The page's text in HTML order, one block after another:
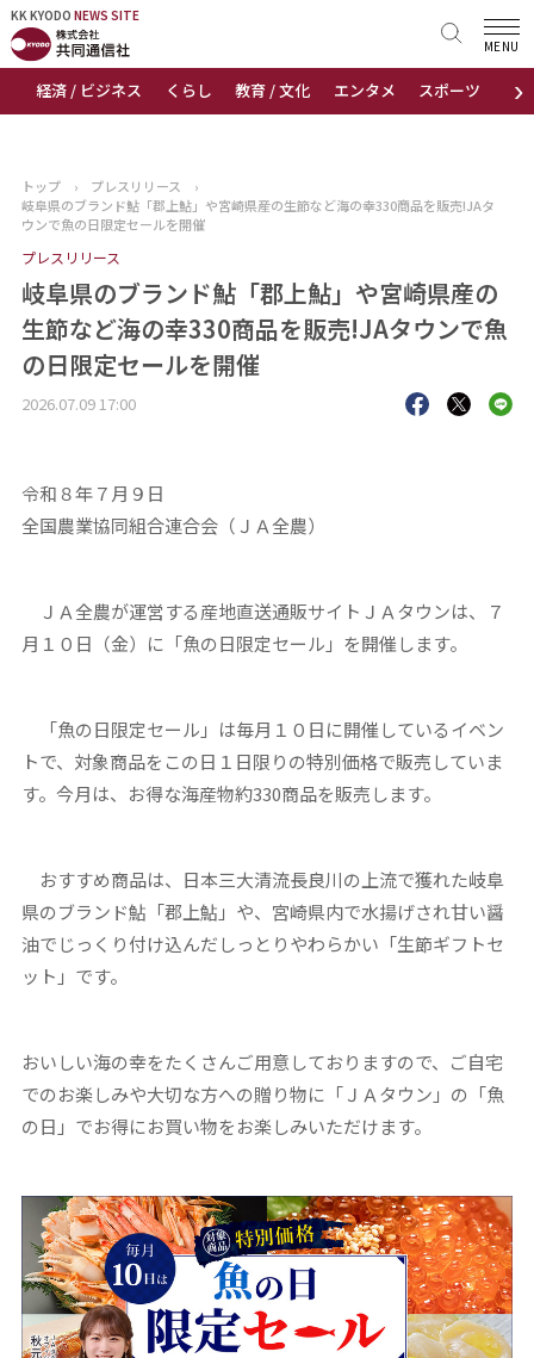
KK KYODO NEWS SITE
›
経済 / ビジネス くらし 教育 / 文化 エンタメ スポーツ 地域
MENU
KK KYODONEWS SITE
トップページ
ニュース
おすすめコンテンツ
出版物
会社概要
トップ › プレスリリース
›
岐阜県のブランド鮎「郡上鮎」や宮崎県産の生節など海の幸330商品を販売!JAタ
ウンで魚の日限定セールを開催
プレスリリース
岐阜県のブランド鮎「郡上鮎」や宮崎県産の
生節など海の幸330商品を販売!JAタウンで魚
の日限定セールを開催
2026.07.09 17:00
令和８年７月９日
全国農業協同組合連合会（ＪＡ全農）
ＪＡ全農が運営する産地直送通販サイトＪＡタウンは、７
月１０日（金）に「魚の日限定セール」を開催します。
「魚の日限定セール」は毎月１０日に開催しているイベン
トで、対象商品をこの日１日限りの特別価格で販売していま
す。今月は、お得な海産物約330商品を販売します。
おすすめ商品は、日本三大清流長良川の上流で獲れた岐阜
県のブランド鮎「郡上鮎」や、宮崎県内で水揚げされ甘い醤
油でじっくり付け込んだしっとりやわらかい「生節ギフトセ
ット」です。
おいしい海の幸をたくさんご用意しておりますので、ご自宅
でのお楽しみや大切な方への贈り物に「ＪＡタウン」の「魚
の日」でお得にお買い物をお楽しみいただけます。